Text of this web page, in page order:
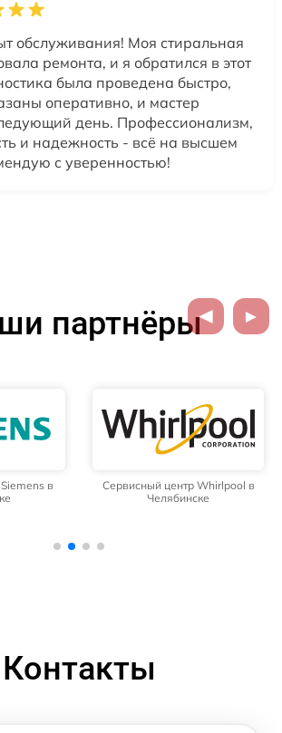
обслуживания! Моя стиральная
ремонта, и я обратился в этот
была проведена быстро,
оперативно, и мастер
день. Профессионализм,
и надежность - всё на высшем
с уверенностью!
партнёры
в
Сервисный центр Whirlpool в
Челябинске
Контакты